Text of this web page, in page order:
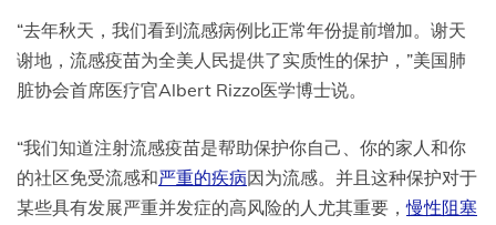
“去年秋天，我们看到流感病例比正常年份提前增加。谢天
谢地，流感疫苗为全美人民提供了实质性的保护，”美国肺
脏协会首席医疗官Albert Rizzo医学博士说。
“我们知道注射流感疫苗是帮助保护你自己、你的家人和你
的社区免受流感和严重的疾病因为流感。并且这种保护对于
某些具有发展严重并发症的高风险的人尤其重要，慢性阻塞